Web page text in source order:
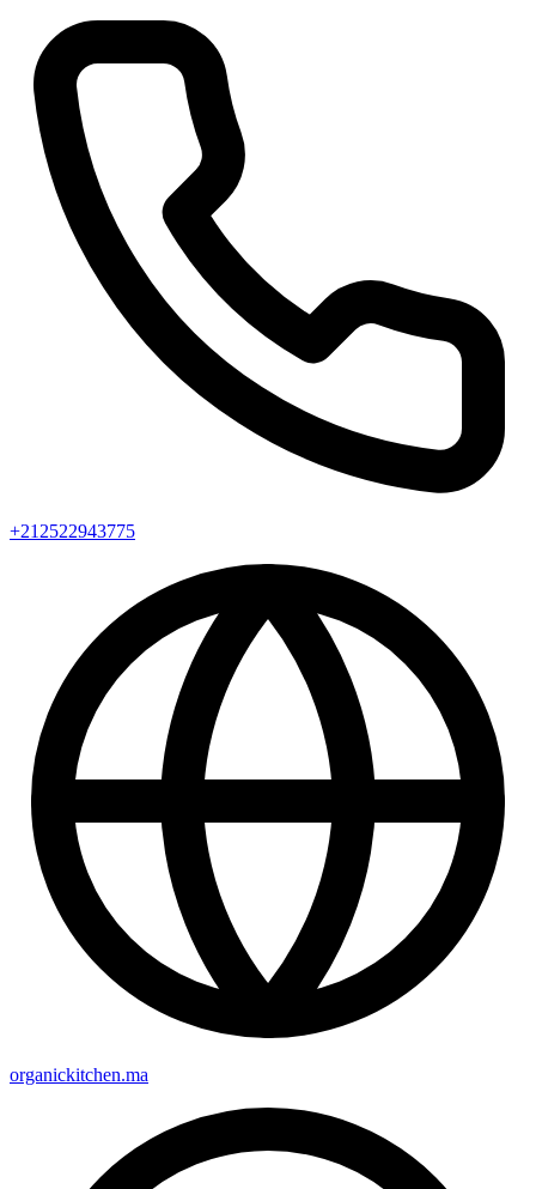
+212522943775
organickitchen.ma